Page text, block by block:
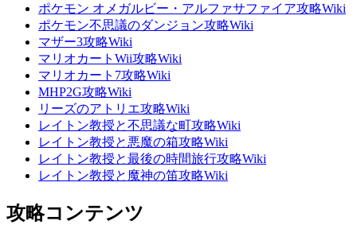
ポケモン オメガルビー・アルファサファイア攻略Wiki
ポケモン不思議のダンジョン攻略Wiki
マザー3攻略Wiki
マリオカートWii攻略Wiki
マリオカート7攻略Wiki
MHP2G攻略Wiki
リーズのアトリエ攻略Wiki
レイトン教授と不思議な町攻略Wiki
レイトン教授と悪魔の箱攻略Wiki
レイトン教授と最後の時間旅行攻略Wiki
レイトン教授と魔神の笛攻略Wiki
攻略コンテンツ